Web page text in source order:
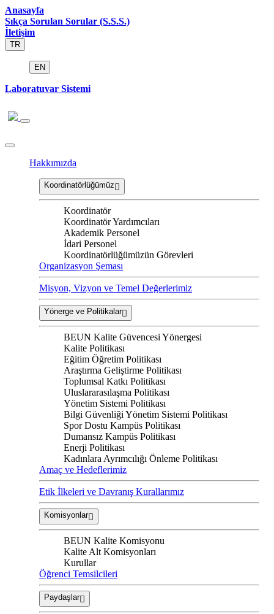
Anasayfa
Sıkça Sorulan Sorular (S.S.S.)
İletişim
TR
EN
Laboratuvar Sistemi
Hakkımızda
Koordinatörlüğümüz
Koordinatör
Koordinatör Yardımcıları
Akademik Personel
İdari Personel
Koordinatörlüğümüzün Görevleri
Organizasyon Şeması
Misyon, Vizyon ve Temel Değerlerimiz
Yönerge ve Politikalar
BEUN Kalite Güvencesi Yönergesi
Kalite Politikası
Eğitim Öğretim Politikası
Araştırma Geliştirme Politikası
Toplumsal Katkı Politikası
Uluslararasılaşma Politikası
Yönetim Sistemi Politikası
Bilgi Güvenliği Yönetim Sistemi Politikası
Spor Dostu Kampüs Politikası
Dumansız Kampüs Politikası
Enerji Politikası
Kadınlara Ayrımcılığı Önleme Politikası
Amaç ve Hedeflerimiz
Etik İlkeleri ve Davranış Kurallarımız
Komisyonlar
BEUN Kalite Komisyonu
Kalite Alt Komisyonları
Kurullar
Öğrenci Temsilcileri
Paydaşlar